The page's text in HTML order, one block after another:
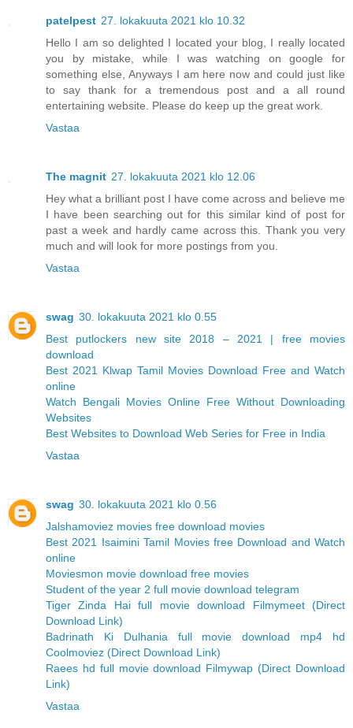
patelpest 27. lokakuuta 2021 klo 10.32
Hello I am so delighted I located your blog, I really located
you by mistake, while I was watching on google for
something else, Anyways I am here now and could just like
to say thank for a tremendous post and a all round
entertaining website. Please do keep up the great work.
Vastaa
The magnit 27. lokakuuta 2021 klo 12.06
Hey what a brilliant post I have come across and believe me
I have been searching out for this similar kind of post for
past a week and hardly came across this. Thank you very
much and will look for more postings from you.
Vastaa
swag 30. lokakuuta 2021 klo 0.55
Best putlockers new site 2018 – 2021 | free movies
download
Best 2021 Klwap Tamil Movies Download Free and Watch
online
Watch Bengali Movies Online Free Without Downloading
Websites
Best Websites to Download Web Series for Free in India
Vastaa
swag 30. lokakuuta 2021 klo 0.56
Jalshamoviez movies free download movies
Best 2021 Isaimini Tamil Movies free Download and Watch
online
Moviesmon movie download free movies
Student of the year 2 full movie download telegram
Tiger Zinda Hai full movie download Filmymeet (Direct
Download Link)
Badrinath Ki Dulhania full movie download mp4 hd
Coolmoviez (Direct Download Link)
Raees hd full movie download Filmywap (Direct Download
Link)
Vastaa